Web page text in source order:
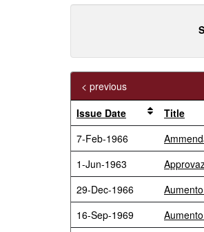
< previous
Issue Date
Title
7-Feb-1966
1-Jun-1963
29-Dec-1966
16-Sep-1969